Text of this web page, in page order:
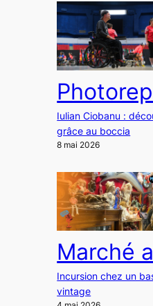
Iulian Ciobanu :
grâce au boccia
8 mai 2026
Marché
Incursion chez un
vintage